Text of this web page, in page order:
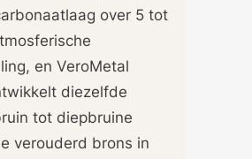
over 5 tot
en VeroMetal
diezelfde
tot diepbruine
verouderd brons in